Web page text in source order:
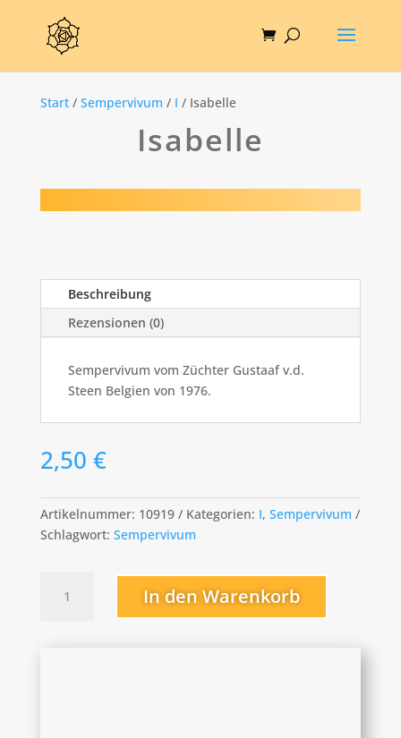
Start/ Sempervivum / I / Isabelle
Isabelle
Beschreibung
Rezensionen (0)
Sempervivum vom Züchter Gustaaf v.d.
Steen Belgien von 1976.
2,50 €
Artikelnummer: 10919 Kategorien: I, Sempervivum
Schlagwort: Sempervivum
Menge
In den Warenkorb